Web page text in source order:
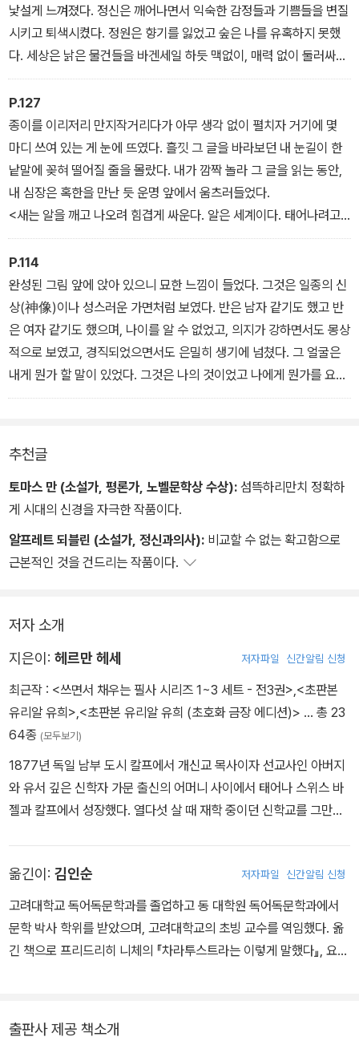
기 모든 인간의 이야기는 중요하고 영원하고 숭고하며, 그런 까닭에
제각기 인간은 누구나 어떤 식으로든 살아서 자연의 의지를 실현하는
한 경이롭고 주목받아 마땅하다. 제각기 모든 인간에게서 정신이 형
태를 갖추고, 제각기 모든 인간에게서 피조물이 고통을 겪고, 제각기
모든 인간에게서 구세주가 십자가에 못 박힌다.
낯설게 느껴졌다. 정신은 깨어나면서 익숙한 감정들과 기쁨들을 변질
시키고 퇴색시켰다. 정원은 향기를 잃었고 숲은 나를 유혹하지 못했
다. 세상은 낡은 물건들을 바겐세일 하듯 맥없이, 매력 없이 둘러싸고
있었다. 책들은 종이였고 음악은 소음이었다. 가을의 나무에서 잎새
들이 그런 식으로 떨어진다. 나무는 그걸 느끼지 못한다. 비나 햇살이
나 서리가 나무를 타고 흘러내린다. 나무 안에서 생명은 가장 좁고 가
장 내밀한 곳으로 서서히 옴츠러든다. 나무는 죽지 않는다. 나무는 기
다린다.
P.127
종이를 이리저리 만지작거리다가 아무 생각 없이 펼치자 거기에 몇
마디 쓰여 있는 게 눈에 뜨였다. 흘낏 그 글을 바라보던 내 눈길이 한
낱말에 꽂혀 떨어질 줄을 몰랐다. 내가 깜짝 놀라 그 글을 읽는 동안,
내 심장은 혹한을 만난 듯 운명 앞에서 움츠러들었다.
<새는 알을 깨고 나오려 힘겹게 싸운다. 알은 세계이다. 태어나려고
하는 자는 세계를 깨뜨려야 한다. 새는 신에게로 날아간다. 그 신의 이
름은 아브락사스다.>
나는 그 구절을 여러 번 읽고 깊은 생각에 빠져들었다. 의심의 여지가
없었다. 그것은 데미안에게서 온 답장이었다. 나와 데미안 말고는 그
새에 대해 아는 사람이 있을 리 없었다. 그는 내 그림을 받아 보았다.
그는 내 그림을 이해했고, 내가 해석할 수 있도록 도와주었다. 그런데
이 모든 게 무슨 연관이 있을까? 그리고 아브락사스란 대체 무슨 뜻
일까? 그 구절이 무엇보다도 신경 쓰였다. 나는 그 낱말을 들어 본 적
P.114
완성된 그림 앞에 앉아 있으니 묘한 느낌이 들었다. 그것은 일종의 신
상(神像)이나 성스러운 가면처럼 보였다. 반은 남자 같기도 했고 반
은 여자 같기도 했으며, 나이를 알 수 없었고, 의지가 강하면서도 몽상
적으로 보였고, 경직되었으면서도 은밀히 생기에 넘쳤다. 그 얼굴은
내게 뭔가 할 말이 있었다. 그것은 나의 것이었고 나에게 뭔가를 요구
했다. 그리고 누군가를 닮았는데, 누구를 닮았는지는 정확히 알 수 없
나는 그 그림을 서랍에 숨겨 두었다. 누군가가 그림을 훔쳐보고 나를
놀리는 일이 있어서는 절대 안 되었다. 하지만 나는 내 작은 방에 혼자
있게 되는 즉시 그림을 꺼내어 대화를 나누었다. 저녁이면 침대 위 내
맞은편 벽에 핀으로 꽂아 놓고 잠들 때까지 바라보았다. 그리고 아침
이면 내 시선이 맨 먼저 그리로 향했다.
추천글
토마스 만 (소설가, 평론가, 노벨문학상 수상): 섬뜩하리만치 정확하
게 시대의 신경을 자극한 작품이다.
알프레트 되블린 (소설가, 정신과의사): 비교할 수 없는 확고함으로
근본적인 것을 건드리는 작품이다.
저자 소개
지은이: 헤르만 헤세 저자파일 신간알림 신청
최근작 : <쓰면서 채우는 필사 시리즈 1~3 세트 - 전3권> <초판본
유리알 유희> <초판본 유리알 유희 (초호화 금장 에디션)> … 총 23
64종 (모두보기)
1877년 독일 남부 도시 칼프에서 개신교 목사이자 선교사인 아버지
와 유서 깊은 신학자 가문 출신의 어머니 사이에서 태어나 스위스 바
젤과 칼프에서 성장했다. 열다섯 살 때 재학 중이던 신학교를 그만두
원해 신경쇠약 치료를 받았다. 퇴원 후 인문계 중등학교인 김나지움
을 다니다 다시 학업을 중단했고, 시계 공장과 서점 등에서 수습사원
으로 일하며 글쓰기에 전념했다. 1899년 첫 시집 『낭만적인 노래』와
첫 산문집 『자정 너머 한 시간』을 발표하면서 작가로 활동하기 시작
에게 작가로서의 확신을 심어주었다. 이 책으로 독일 문학계에 이름
옮긴이: 김인순 저자파일 신간알림 신청
고려대학교 독어독문학과를 졸업하고 동 대학원 독어독문학과에서
문학 박사 학위를 받았으며, 고려대학교의 초빙 교수를 역임했다. 옮
긴 책으로 프리드리히 니체의 『차라투스트라는 이렇게 말했다』, 요한
『저지대』 등이 있다.
출판사 제공 책소개